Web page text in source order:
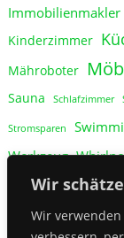
Wir
Wir
Immobilienmakler
Kinderzimmer
Mähroboter
Sauna Schlafzimmer
Stromsparen
Werkzeug
Wohnung